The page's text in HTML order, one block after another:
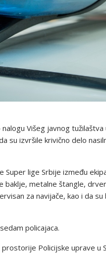
Višeg javnog
su izvršile krivično delo
lige Srbije između
baklje, metalne štangle,
za navijače, kao i da su
policajaca.
Policijske uprave u